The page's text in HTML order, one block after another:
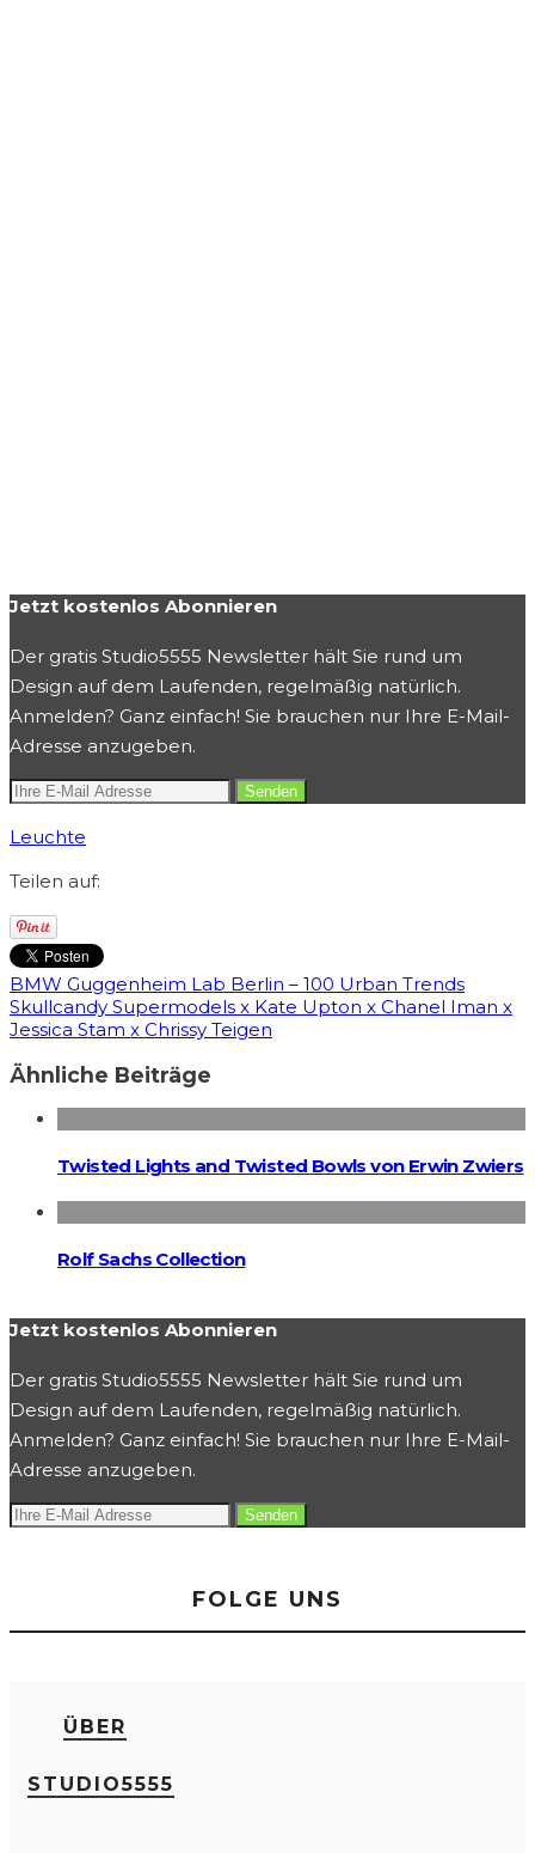
Jetzt kostenlos Abonnieren
Der gratis Studio5555 Newsletter hält Sie rund um
Design auf dem Laufenden, regelmäßig natürlich.
Anmelden? Ganz einfach! Sie brauchen nur Ihre E-Mail-
Adresse anzugeben.
Leuchte
Teilen auf:
BMW Guggenheim Lab Berlin – 100 Urban Trends
Skullcandy Supermodels x Kate Upton x Chanel Iman x
Jessica Stam x Chrissy Teigen
Ähnliche Beiträge
Twisted Lights and Twisted Bowls von Erwin Zwiers
Rolf Sachs Collection
Jetzt kostenlos Abonnieren
Der gratis Studio5555 Newsletter hält Sie rund um
Design auf dem Laufenden, regelmäßig natürlich.
Anmelden? Ganz einfach! Sie brauchen nur Ihre E-Mail-
Adresse anzugeben.
FOLGE UNS
ÜBER
STUDIO5555